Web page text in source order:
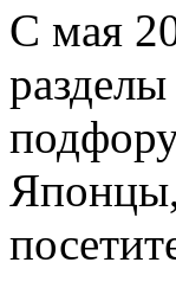
С мая
Японцы,